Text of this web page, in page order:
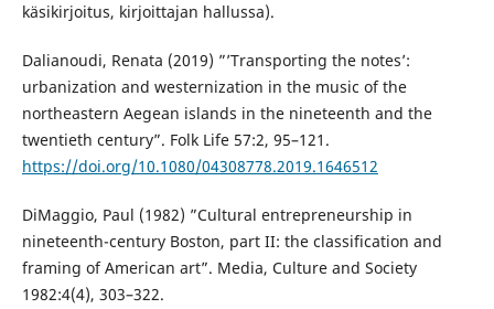
käsikirjoitus, kirjoittajan hallussa).
Dalianoudi, Renata (2019) ”’Transporting the notes’:
urbanization and westernization in the music of the
northeastern Aegean islands in the nineteenth and the
twentieth century”. Folk Life 57:2, 95–121.
https://doi.org/10.1080/04308778.2019.1646512
DiMaggio, Paul (1982) ”Cultural entrepreneurship in
nineteenth-century Boston, part II: the classification and
framing of American art”. Media, Culture and Society
1982:4(4), 303–322.